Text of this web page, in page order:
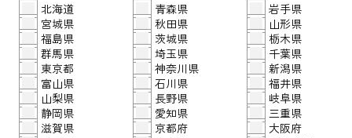
北海道
青森県
岩手県
宮城県
秋田県
山形県
福島県
茨城県
栃木県
群馬県
埼玉県
千葉県
東京都
神奈川県
新潟県
富山県
石川県
福井県
山梨県
長野県
岐阜県
静岡県
愛知県
三重県
滋賀県
京都府
大阪府